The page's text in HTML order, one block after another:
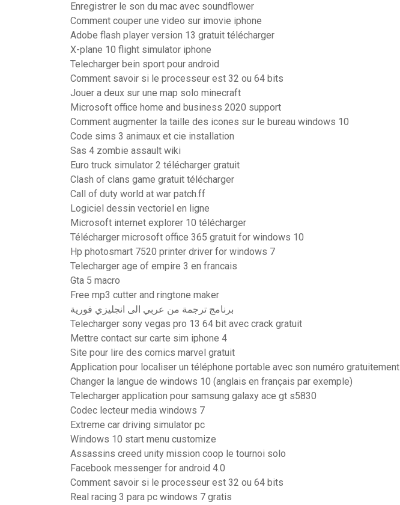
Enregistrer le son du mac avec soundflower
Comment couper une video sur imovie iphone
Adobe flash player version 13 gratuit télécharger
X-plane 10 flight simulator iphone
Telecharger bein sport pour android
Comment savoir si le processeur est 32 ou 64 bits
Jouer a deux sur une map solo minecraft
Microsoft office home and business 2020 support
Comment augmenter la taille des icones sur le bureau windows 10
Code sims 3 animaux et cie installation
Sas 4 zombie assault wiki
Euro truck simulator 2 télécharger gratuit
Clash of clans game gratuit télécharger
Call of duty world at war patch.ff
Logiciel dessin vectoriel en ligne
Microsoft internet explorer 10 télécharger
Télécharger microsoft office 365 gratuit for windows 10
Hp photosmart 7520 printer driver for windows 7
Telecharger age of empire 3 en francais
Gta 5 macro
Free mp3 cutter and ringtone maker
برنامج ترجمة من عربي الى انجليزي فورية
Telecharger sony vegas pro 13 64 bit avec crack gratuit
Mettre contact sur carte sim iphone 4
Site pour lire des comics marvel gratuit
Application pour localiser un téléphone portable avec son numéro gratuitement
Changer la langue de windows 10 (anglais en français par exemple)
Telecharger application pour samsung galaxy ace gt s5830
Codec lecteur media windows 7
Extreme car driving simulator pc
Windows 10 start menu customize
Assassins creed unity mission coop le tournoi solo
Facebook messenger for android 4.0
Comment savoir si le processeur est 32 ou 64 bits
Real racing 3 para pc windows 7 gratis